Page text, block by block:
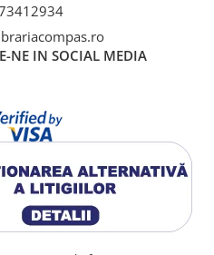
NE IN SOCIAL MEDIA